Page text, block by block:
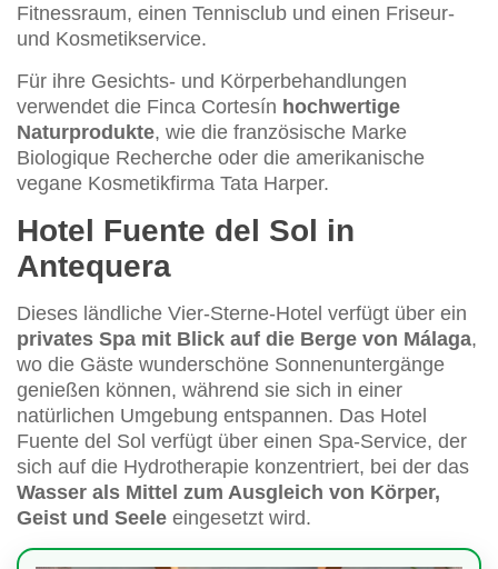
Fitnessraum, einen Tennisclub und einen Friseur-
und Kosmetikservice.
Für ihre Gesichts- und Körperbehandlungen
verwendet die Finca Cortesín hochwertige
Naturprodukte, wie die französische Marke
Biologique Recherche oder die amerikanische
vegane Kosmetikfirma Tata Harper.
Hotel Fuente del Sol in
Antequera
Dieses ländliche Vier-Sterne-Hotel verfügt über ein
privates Spa mit Blick auf die Berge von Málaga,
wo die Gäste wunderschöne Sonnenuntergänge
genießen können, während sie sich in einer
natürlichen Umgebung entspannen. Das Hotel
Fuente del Sol verfügt über einen Spa-Service, der
sich auf die Hydrotherapie konzentriert, bei der das
Wasser als Mittel zum Ausgleich von Körper,
Geist und Seele eingesetzt wird.